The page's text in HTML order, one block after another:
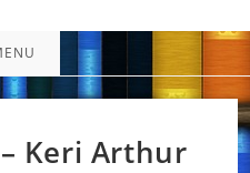
– Keri Arthur